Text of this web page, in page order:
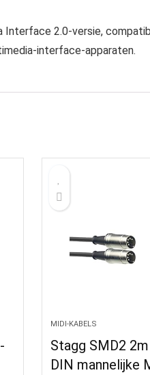
Interface 2.0-versie,
interface-apparaten.
MIDI-KABELS
Stagg SMD2
DIN mannelijke